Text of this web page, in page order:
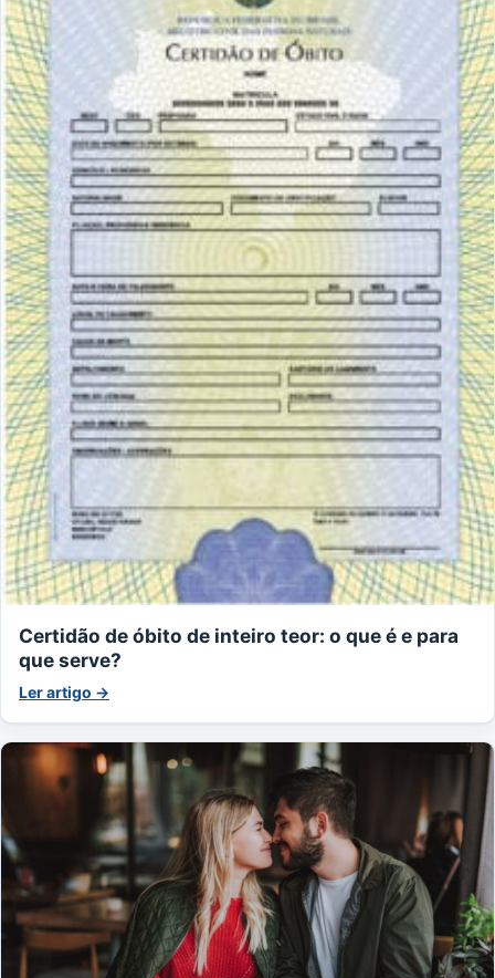
Certidão de óbito de inteiro teor: o que é e para
que serve?
Ler artigo →